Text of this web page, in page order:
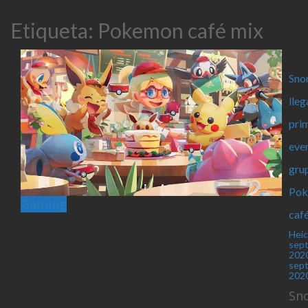
Etiqueta: Pokemon café mix